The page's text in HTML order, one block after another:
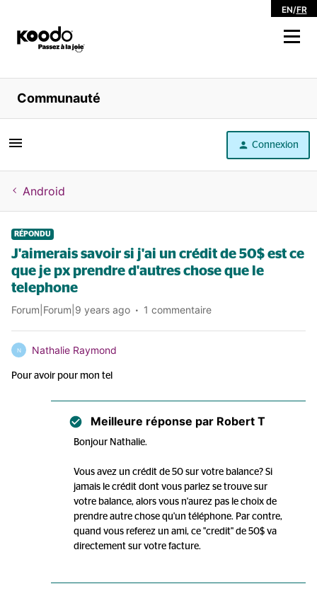
EN/FR
Magasiner
Libre service
Aide
Communauté
Connexion
Android
RÉPONDU
J'aimerais savoir si j'ai un crédit de 50$ est ce
que je px prendre d'autres chose que le
telephone
Forum|Forum|9 years ago 1 commentaire
N Nathalie Raymond
Pour avoir pour mon tel
Meilleure réponse par Robert T
Bonjour Nathalie.
Vous avez un crédit de 50 sur votre balance? Si
jamais le crédit dont vous parlez se trouve sur
votre balance, alors vous n'aurez pas le choix de
prendre autre chose qu'un téléphone. Par contre,
quand vous referez un ami, ce "credit" de 50$ va
directement sur votre facture.